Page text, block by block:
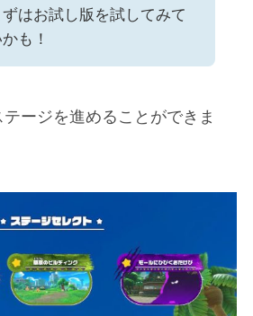
はお試し版を試してみて
も！
ージを進めることができま